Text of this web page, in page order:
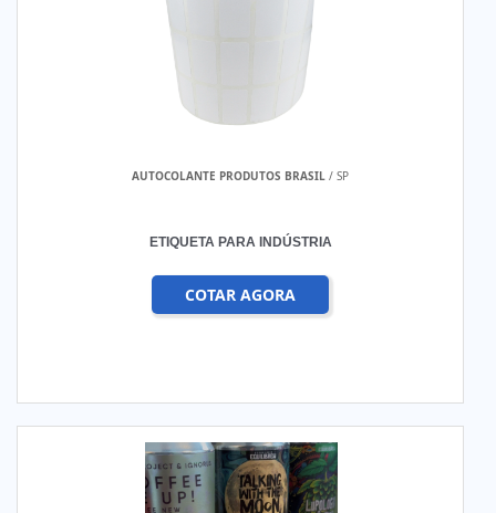
AUTOCOLANTE PRODUTOS BRASIL / SP
ETIQUETA PARA INDÚSTRIA
COTAR AGORA